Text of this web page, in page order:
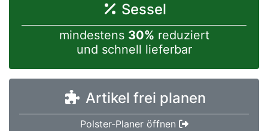
Sessel
mindestens 30% reduziert
und schnell lieferbar
Artikel frei planen
Polster-Planer öffnen